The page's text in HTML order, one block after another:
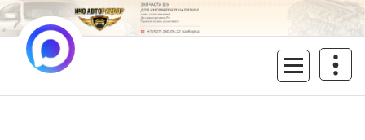
Перейти
к
содержимому